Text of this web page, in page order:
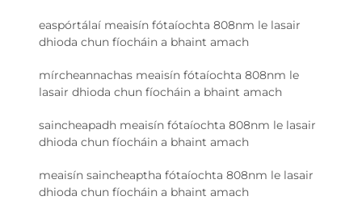
easpórtálaí meaisín fótaíochta 808nm le lasair
dhioda chun fíocháin a bhaint amach
mírcheannachas meaisín fótaíochta 808nm le
lasair dhioda chun fíocháin a bhaint amach
saincheapadh meaisín fótaíochta 808nm le lasair
dhioda chun fíocháin a bhaint amach
meaisín saincheaptha fótaíochta 808nm le lasair
dhioda chun fíocháin a bhaint amach